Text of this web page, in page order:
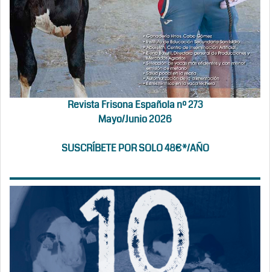
Revista Frisona Española nº 273
Mayo/Junio 2026
SUSCRÍBETE POR SOLO 48€*/AÑO